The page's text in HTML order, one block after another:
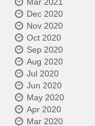
Dec 2020
Nov 2020
Oct 2020
Sep 2020
Aug 2020
Jul 2020
Jun 2020
May 2020
Apr 2020
Mar 2020